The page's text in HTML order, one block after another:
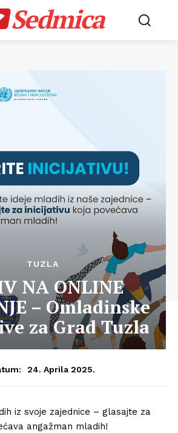
Sedmica
TUZLA
NA ONLINE
– Omladinske
za Grad Tuzla
24. Aprila 2025.
iz svoje zajednice – glasajte za
angažman mladih!